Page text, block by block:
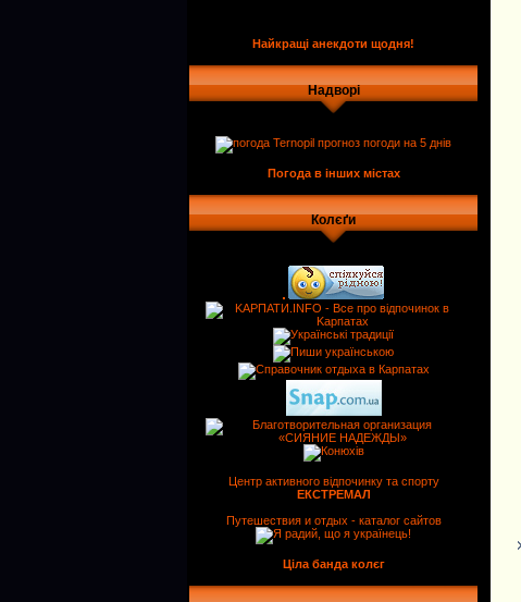
Найкращі анекдоти щодня!
Надворі
Погода в інших містах
Колєґи
Центр активного відпочинку та спорту
ЕКСТРЕМАЛ
Путешествия и отдых - каталог сайтов
Ціла банда колєг